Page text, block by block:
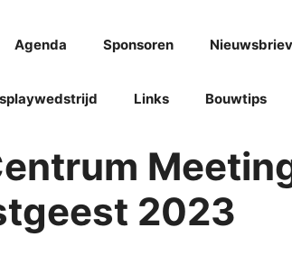
Agenda Sponsoren
Links Bouwtips
2023